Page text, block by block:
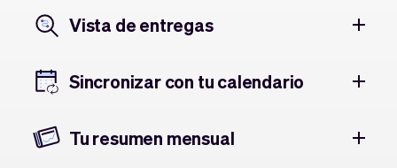
Vista de entregas
Sincronizar con tu calendario
Tu resumen mensual